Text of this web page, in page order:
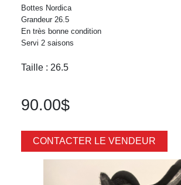
Bottes Nordica
Grandeur 26.5
En très bonne condition
Servi 2 saisons
Taille : 26.5
90.00$
CONTACTER LE VENDEUR